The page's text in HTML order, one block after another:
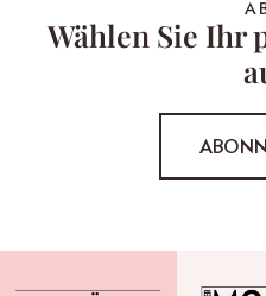
Wählen Sie Ihr